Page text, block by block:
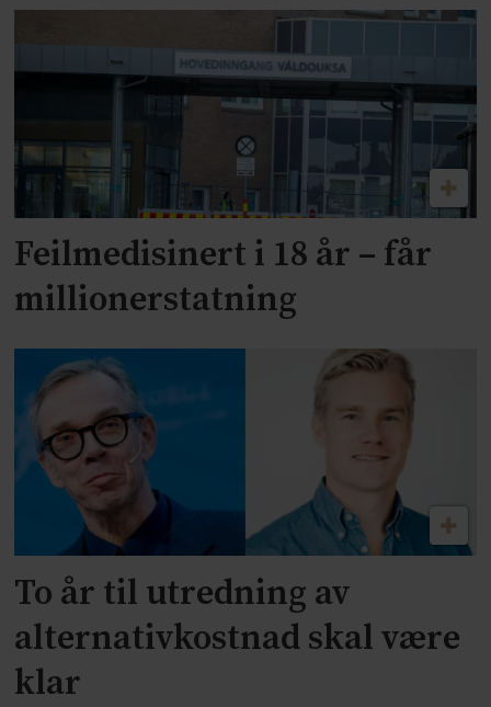
Feilmedisinert i 18 år – får
millionerstatning
To år til utredning av
alternativkostnad skal være
klar